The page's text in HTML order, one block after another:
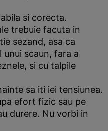
si corecta.
trebuie facuta in
sezand, asa ca
unui scaun, fara a
si cu talpile
sa iti iei tensiunea.
efort fizic sau pe
durere. Nu vorbi in